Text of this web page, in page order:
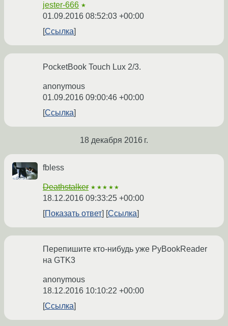
jester-666 ★
01.09.2016 08:52:03 +00:00
Ссылка
PocketBook Touch Lux 2/3.
anonymous
01.09.2016 09:00:46 +00:00
Ссылка
18 декабря 2016 г.
fbless
Deathstalker ★★★★★
18.12.2016 09:33:25 +00:00
Показать ответ
Ссылка
Перепишите кто-нибудь уже PyBookReader
на GTK3
anonymous
18.12.2016 10:10:22 +00:00
Ссылка